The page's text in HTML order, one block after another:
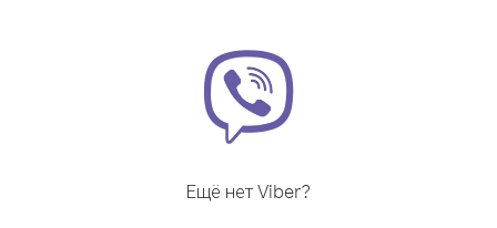
Ещё нет Viber?